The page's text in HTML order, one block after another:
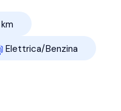
Elettrica/Benzina